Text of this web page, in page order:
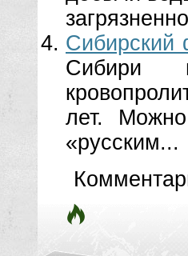
Сибирский
Сибири
лет.
«русским...